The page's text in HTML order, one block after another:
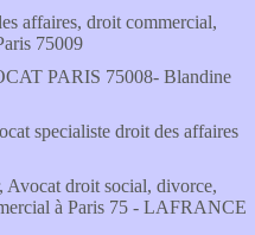
affaires, droit commercial,
75009
PARIS 75008- Blandine
specialiste droit des affaires
, Avocat droit social, divorce,
à Paris 75 - LAFRANCE